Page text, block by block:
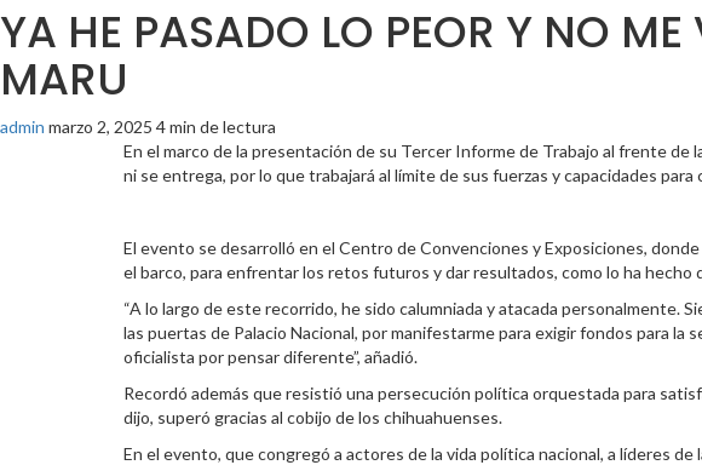
YA HE PASADO LO PEOR Y NO
MARU
admin marzo 2, 2025 4 min de lectura
En el marco de la presentación de su Tercer Informe de Trabajo al frente
ni se entrega, por lo que trabajará al límite de sus fuerzas y capacidades
El evento se desarrolló en el Centro de Convenciones y Exposiciones,
el barco, para enfrentar los retos futuros y dar resultados, como lo ha hecho
“A lo largo de este recorrido, he sido calumniada y atacada personalmente.
las puertas de Palacio Nacional, por manifestarme para exigir fondos para la
oficialista por pensar diferente”, añadió.
Recordó además que resistió una persecución política orquestada para
dijo, superó gracias al cobijo de los chihuahuenses.
En el evento, que congregó a actores de la vida política nacional, a líderes de